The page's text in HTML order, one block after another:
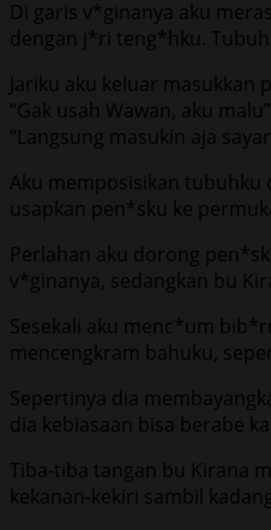
Di garis v*ginanya aku
dengan j*ri teng*hku.
Jariku aku keluar
“Gak usah Wawan, aku
“Langsung masukin aja
Aku memposisikan tubuhku
usapkan pen*sku ke
Perlahan aku dorong
v*ginanya, sedangkan bu
Sesekali aku menc*um
mencengkram bahuku,
Sepertinya dia
dia kebiasaan bisa berabe
Tiba-tiba tangan bu Kirana
kekanan-kekiri sambil